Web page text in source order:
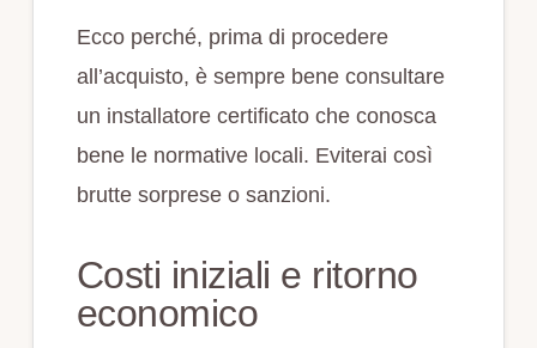
Ecco perché, prima di procedere
all’acquisto, è sempre bene consultare
un installatore certificato che conosca
bene le normative locali. Eviterai così
brutte sorprese o sanzioni.
Costi iniziali e ritorno
economico